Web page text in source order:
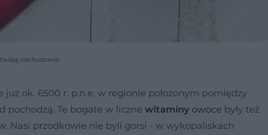
odchudzanie
już ok. 6500 r. p.n.e. w regionie położonym pomiędzy
pochodzą. Te bogate w liczne witaminy owoce były też
Nasi przodkowie nie byli gorsi - w wykopaliskach